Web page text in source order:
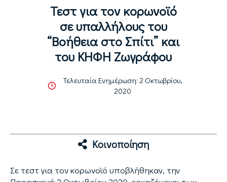
Τεστ για τον κορωνοϊό
σε υπαλλήλους του
“Βοήθεια στο Σπίτι” και
του ΚΗΦΗ Ζωγράφου
Τελευταία Ενημέρωση: 2 Οκτωβρίου,
2020
Κοινοποίηση
Σε τεστ για τον κορωνοϊό υποβλήθηκαν, την